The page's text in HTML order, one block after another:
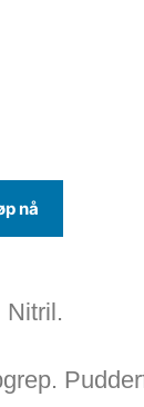
nå
Nitril.